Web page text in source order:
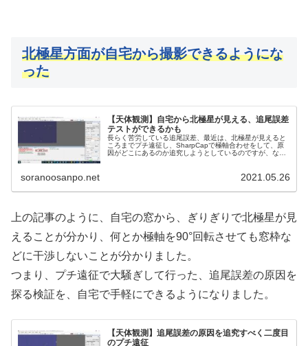
北極星方面が自宅から撮影できるようにな
った
【天体観測】自宅から北極星が見える、追尾誤差
テストができるかも
長らく苦労している追尾誤差、最近は、北極星が見えると
ころまでプチ遠征し、SharpCapで極軸合わせをして、原
因がどこにあるのか追究しようとしているのですが、なか
soranoosanpo.net 2021.05.26
上の記事のように、自宅の窓から、ぎりぎりで北極星が見
えることが分かり、何とか極軸を90°回転させても窓枠な
どに干渉しないことが分かりました。
つまり、プチ遠征で大騒ぎして行った、追尾誤差の原因を
探る検証を、自宅で手軽にできるようになりました。
【天体観測】追尾誤差の原因を追究すべく二度目
のプチ遠征